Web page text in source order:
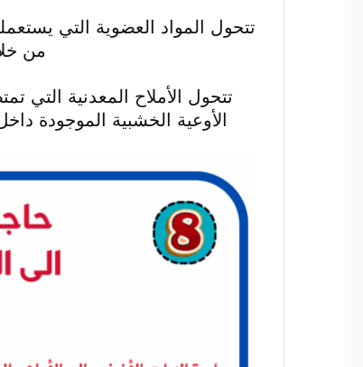
تتحول المواد العضوية التي
من
تتحول الأملاح المعدنية التي
الأوعية الخشبية الموجودة